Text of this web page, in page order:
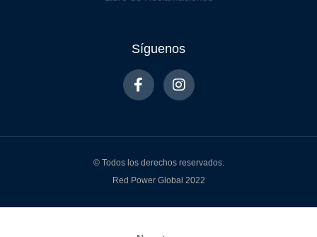
Síguenos
© Todos los derechos reservados.
Red Power Global 2022